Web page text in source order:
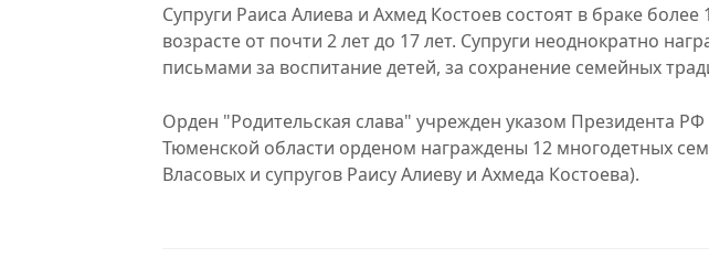
Супруги Раиса Алиева и Ахмед Костоев состоят в браке более
возрасте от почти 2 лет до 17 лет. Супруги неоднократно
письмами за воспитание детей, за сохранение семейных
Орден "Родительская слава" учрежден указом Президента РФ
Тюменской области орденом награждены 12 многодетных
Власовых и супругов Раису Алиеву и Ахмеда Костоева).